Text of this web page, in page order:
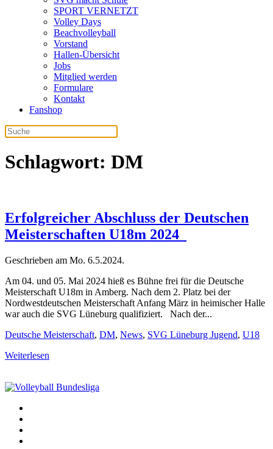
SPORT VERNETZT
Volley Days
Beachvolleyball
Vorstand
Hallen-Übersicht
Jobs
Mitglied werden
Formulare
Kontakt
Fanshop
Schlagwort: DM
Erfolgreicher Abschluss der Deutschen
Meisterschaften U18m 2024
Geschrieben am Mo. 6.5.2024.
Am 04. und 05. Mai 2024 hieß es Bühne frei für die Deutsche
Meisterschaft U18m in Amberg. Nach dem 2. Platz bei der
Nordwestdeutschen Meisterschaft Anfang März in heimischer Halle
war auch die SVG Lüneburg qualifiziert. Nach der...
Deutsche Meisterschaft, DM, News, SVG Lüneburg Jugend, U18
Weiterlesen